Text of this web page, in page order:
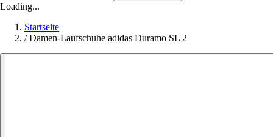
Loading...
Startseite
/ Damen-Laufschuhe adidas Duramo SL 2